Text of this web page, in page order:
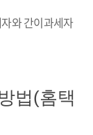
와 간이과세자
법(홈택